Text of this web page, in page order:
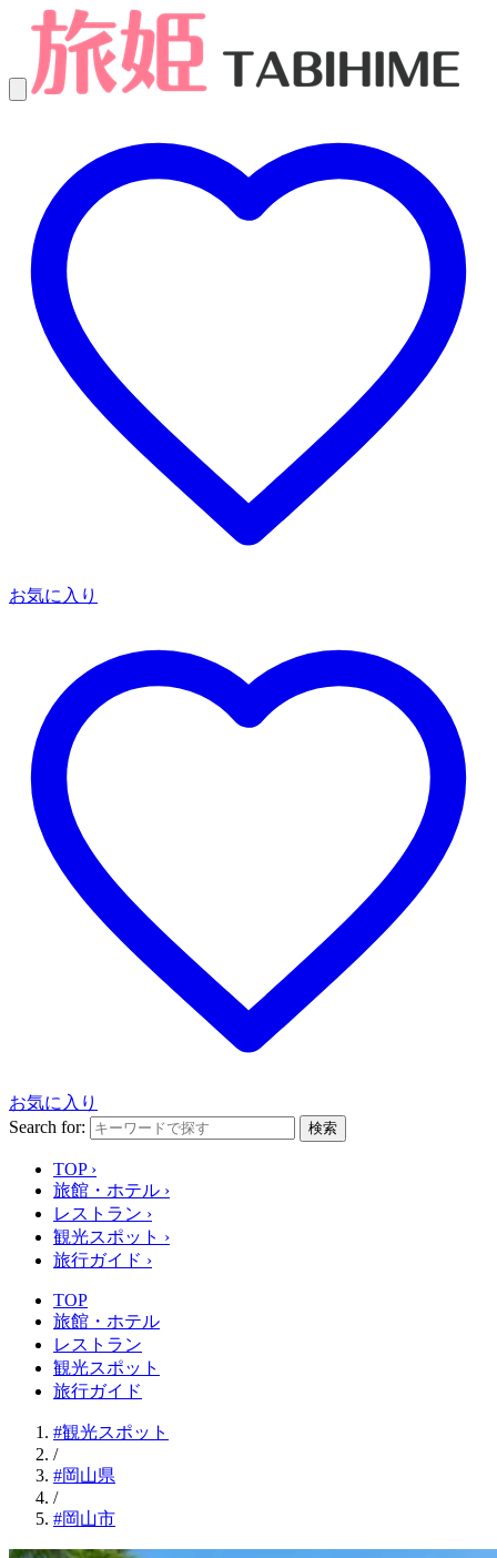
お気に入り
お気に入り
Search for:
検索
TOP ›
旅館・ホテル ›
レストラン ›
観光スポット ›
旅行ガイド ›
TOP
旅館・ホテル
レストラン
観光スポット
旅行ガイド
#観光スポット
/
#岡山県
/
#岡山市